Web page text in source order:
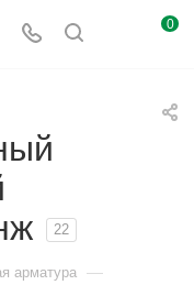
0
22
арматура —